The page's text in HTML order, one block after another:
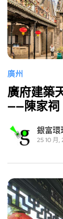
廣州
廣府建築
——陳家祠
銀富環
25 10 月,